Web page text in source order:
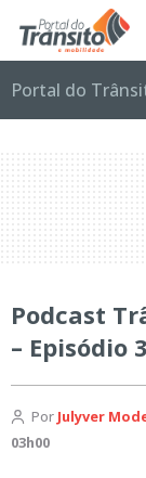
Portal do
Podcast
– Episódio
Por Julyver
03h00